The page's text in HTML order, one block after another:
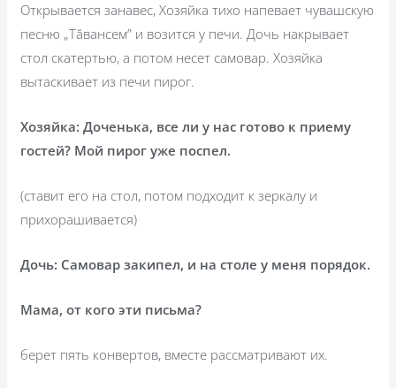
Открывается занавес, Хозяйка тихо напевает чувашскую
песню „Тăвансем” и возится у печи. Дочь накрывает
стол скатертью, а потом несет самовар. Хозяйка
вытаскивает из печи пирог.
Хозяйка: Доченька, все ли у нас готово к приему
гостей? Мой пирог уже поспел.
(ставит его на стол, потом подходит к зеркалу и
прихорашивается)
Дочь: Самовар закипел, и на столе у меня порядок.
Мама, от кого эти письма?
берет пять конвертов, вместе рассматривают их.